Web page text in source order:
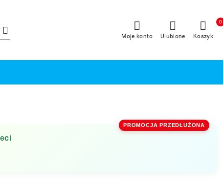
Moje konto Ulubione Koszyk
0
PROMOCJA PRZEDŁUŻONA